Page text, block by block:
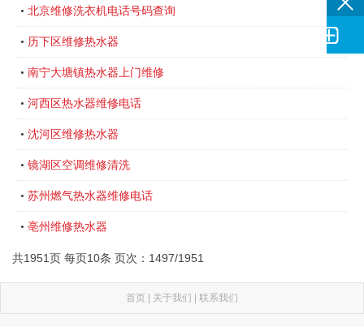
• 北京维修洗衣机电话号码查询
• 历下区维修热水器
• 南宁大塘镇热水器上门维修
• 河西区热水器维修电话
• 沈河区维修热水器
• 镜湖区空调维修清洗
• 苏州燃气热水器维修电话
• 亳州维修热水器
共1951页 每页10条 页次：1497/1951
首页 | 关于我们 | 联系我们
